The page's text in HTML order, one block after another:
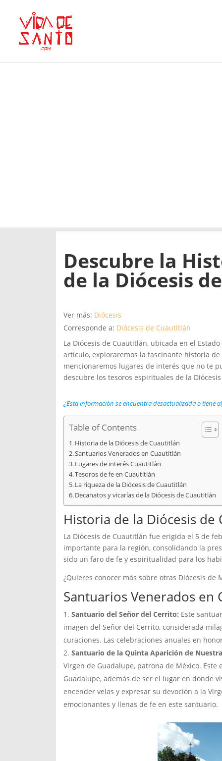
Descubre la
de la Diócesis
Ver más: Diócesis
Corresponde a: Diócesis de Cuautitlán
La Diócesis de Cuautitlán, ubicada en el
artículo, exploraremos la fascinante historia
mencionaremos lugares de interés que no te
descubre los tesoros espirituales de la
¿Esta información se encuentra desactualizada o tiene
Table of Contents
Historia de la Diócesis de Cuautitlán
Santuarios Venerados en Cuautitlán
Lugares de interés Cuautitlán
Tesoros de fe en Cuautitlán
La riqueza de la Diócesis de Cuautitlán
Decanatos y vicarías de la Diócesis de Cuautitlán
Historia de la Diócesis de
La Diócesis de Cuautitlán fue erigida el 5 de
importante para la región, consolidando la
sido un faro de fe y espiritualidad para los
¿Quieres conocer más sobre otras Diócesis de
Santuarios Venerados en
Santuario del Señor del Cerrito: Este
imagen del Señor del Cerrito, considerada
curaciones. Las celebraciones anuales en
Santuario de la Quinta Aparición de
Virgen de Guadalupe, patrona de México.
Guadalupe, además de ser el lugar en donde
encender velas y expresar su devoción a la
emocionantes y llenas de fe en este santuario.